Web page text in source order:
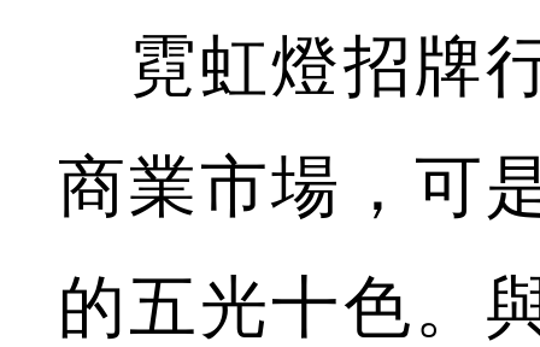
霓虹燈招牌
商業市場，可
的五光十色。